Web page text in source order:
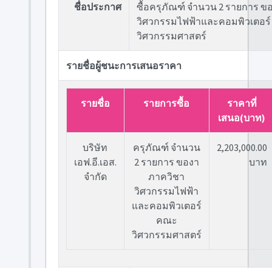
ชื่อประกาศ
ซื้อครุภัณฑ์ จำนวน 2 รายการ ข
วิศวกรรมไฟฟ้าและคอมพิวเตอ
วิศวกรรมศาสตร์
รายชื่อผู้ชนะการเสนอราคา
รายชื่อ รายการซื้อ
ราคาที่
เสนอ(บาท)
บริษัท
เอฟ.อี.เอส.
จำกัด
ครุภัณฑ์ จำนวน
2 รายการ ของา
ภาควิชา
วิศวกรรมไฟฟ้า
และคอมพิวเตอร์
คณะ
วิศวกรรมศาสตร์
2,203,000.00
บาท